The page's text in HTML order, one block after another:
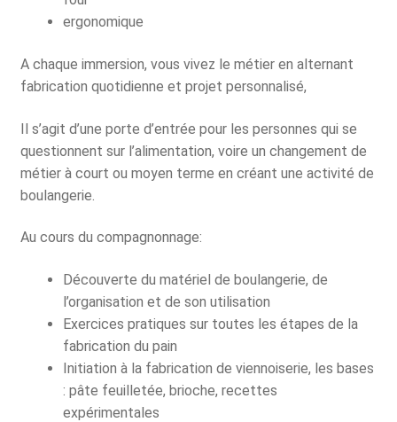
ergonomique
A chaque immersion, vous vivez le métier en alternant
fabrication quotidienne et projet personnalisé,
Il s’agit d’une porte d’entrée pour les personnes qui se
questionnent sur l’alimentation, voire un changement de
métier à court ou moyen terme en créant une activité de
boulangerie.
Au cours du compagnonnage:
Découverte du matériel de boulangerie, de
l’organisation et de son utilisation
Exercices pratiques sur toutes les étapes de la
fabrication du pain
Initiation à la fabrication de viennoiserie, les bases
: pâte feuilletée, brioche, recettes
expérimentales